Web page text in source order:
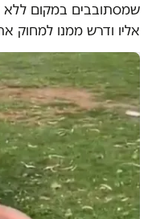
שמסתובבים במקום
אליו ודרש ממנו למחוק